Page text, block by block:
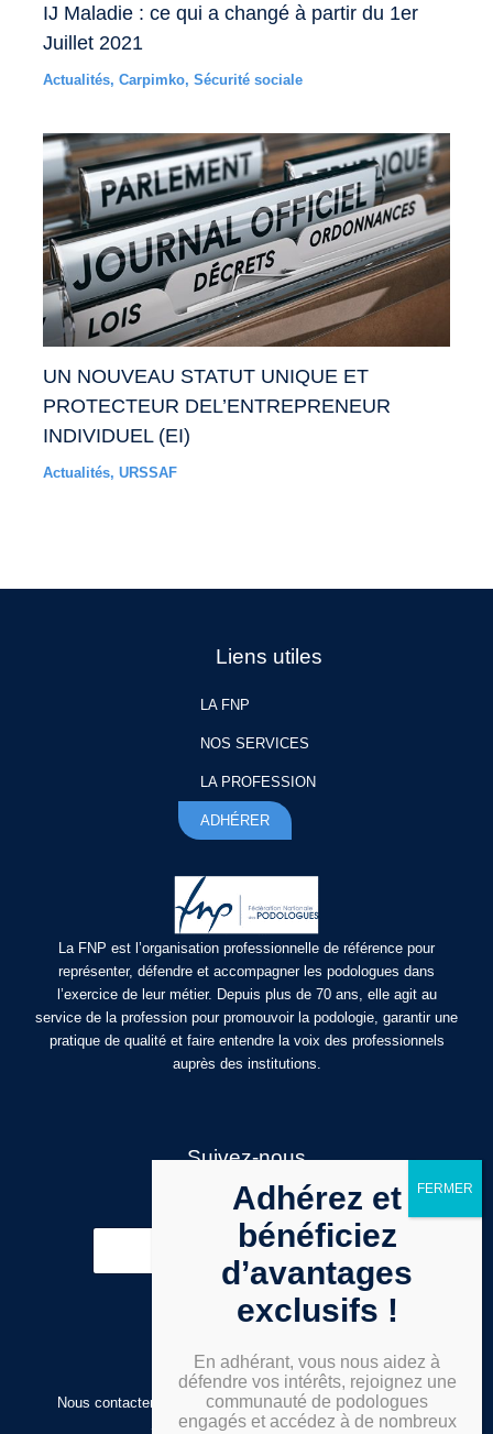
IJ Maladie : ce qui a changé à partir du 1er
Juillet 2021
Actualités, Carpimko, Sécurité sociale
UN NOUVEAU STATUT UNIQUE ET
PROTECTEUR DEL’ENTREPRENEUR
INDIVIDUEL (EI)
Actualités, URSSAF
Liens utiles
LA FNP
NOS SERVICES
LA PROFESSION
ADHÉRER
La FNP est l’organisation professionnelle de référence pour
représenter, défendre et accompagner les podologues dans
l’exercice de leur métier. Depuis plus de 70 ans, elle agit au
service de la profession pour promouvoir la podologie, garantir une
pratique de qualité et faire entendre la voix des professionnels
auprès des institutions.
Suivez-nous
g
o
u
t
b
i
n
k
e
d
n
S'inscrire
Nous contacter Espace administrateur |Mentions légales
Statuts| Réalisation :Floresis
Adhérez et
bénéficiez
d’avantages
exclusifs !
En adhérant, vous nous aidez à
défendre vos intérêts, rejoignez une
communauté de podologues
engagés et accédez à de nombreux